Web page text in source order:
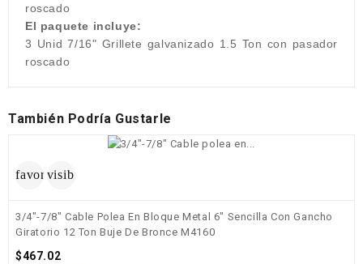
roscado
El paquete incluye:
3 Unid 7/16" Grillete galvanizado 1.5 Ton con pasador
roscado
También Podría Gustarle
favorite_border
visibility
3/4"-7/8" Cable Polea En Bloque Metal 6" Sencilla Con Gancho
Giratorio 12 Ton Buje De Bronce M4160
$467.02